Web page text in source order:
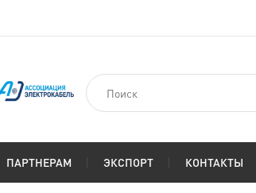
ПАРТНЕРАМ ЭКСПОРТ КОНТАКТЫ